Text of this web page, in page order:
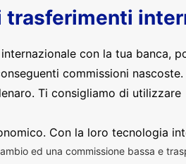
con la tua banca,
commissioni
Ti consigliamo di utilizzare
Con la loro tecnologia
ed una commissione bassa e